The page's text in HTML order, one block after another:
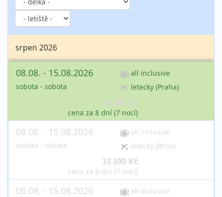
srpen 2026
08.08. - 15.08.2026
sobota - sobota
all inclusive
letecky (Praha)
29 290 Kč
cena za 8 dní (7 nocí)
08.08. - 15.08.2026
sobota - sobota
all inclusive
letecky (Brno)
33 390 Kč
cena za 8 dní (7 nocí)
08.08. - 15.08.2026 all inclusive